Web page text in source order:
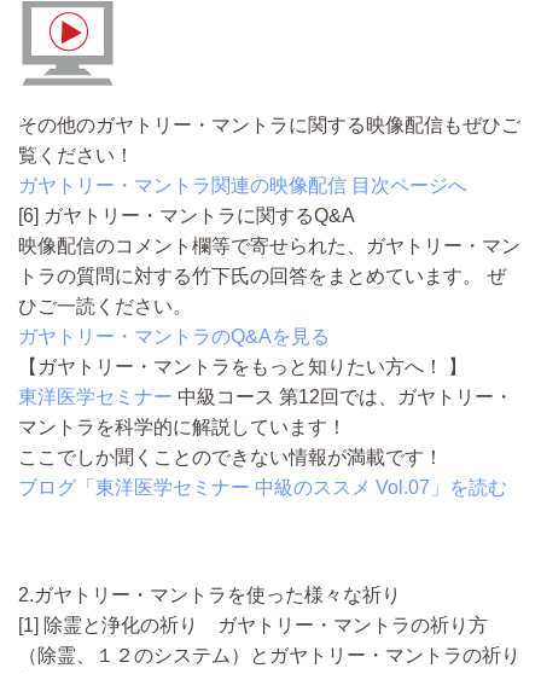
その他のガヤトリー・マントラに関する映像配信もぜひご
覧ください！
ガヤトリー・マントラ関連の映像配信 目次ページへ
[6] ガヤトリー・マントラに関するQ&A
映像配信のコメント欄等で寄せられた、
ガヤトリー・マン
トラの質問に対する竹下氏の回答を まとめています。 ぜ
ひご一読ください。
ガヤトリー・マントラのQ&Aを見る
【ガヤトリー・マントラをもっと知りたい方へ！ 】
東洋医学セミナー 中級コース 第12回では、ガヤトリー・
マントラを科学的に解説しています！
ここでしか聞くことのできない情報が満載です！
ブログ「東洋医学セミナー 中級のススメ Vol.07」を読む
2.ガヤトリー・マントラを使った様々な祈り
[1] 除霊と浄化の祈り
ガヤトリー・マントラの祈り方
（除霊、１２のシステム）とガヤトリー・マントラの祈り